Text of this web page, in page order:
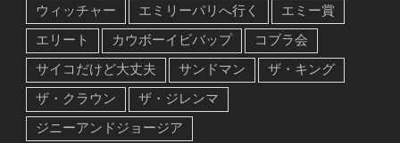
ウィッチャー
エミリーパリへ行く
エミー賞
エリート
カウボーイビバップ
コブラ会
サイコだけど大丈夫
サンドマン
ザ・キング
ザ・クラウン
ザ・ジレンマ
ジニーアンドジョージア